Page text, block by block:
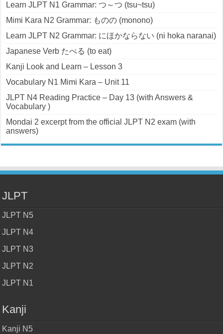
Learn JLPT N1 Grammar: つ～つ (tsu~tsu)
Mimi Kara N2 Grammar: ものの (monono)
Learn JLPT N2 Grammar: にほかならない (ni hoka naranai)
Japanese Verb たべる (to eat)
Kanji Look and Learn – Lesson 3
Vocabulary N1 Mimi Kara – Unit 11
JLPT N4 Reading Practice – Day 13 (with Answers &
Vocabulary )
Mondai 2 excerpt from the official JLPT N2 exam (with
answers)
JLPT
JLPT N5
JLPT N4
JLPT N3
JLPT N2
JLPT N1
Kanji
Kanji N5